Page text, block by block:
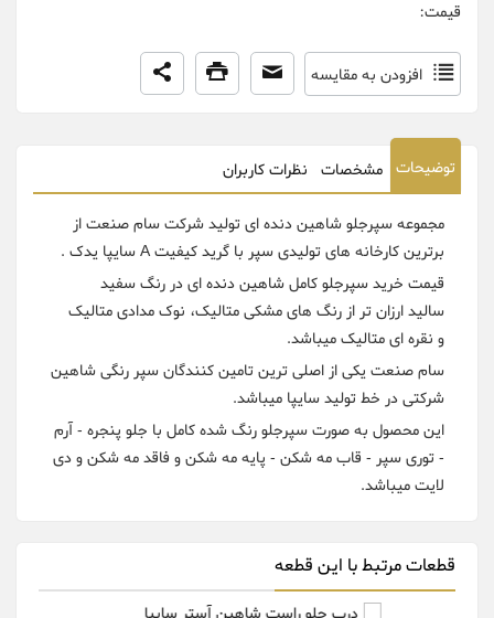
قیمت:
افزودن به مقایسه
توضیحات مشخصات نظرات کاربران
مجموعه سپرجلو شاهین دنده ای تولید شرکت سام صنعت از
برترین کارخانه های تولیدی سپر با گرید کیفیت A سایپا یدک .
قیمت خرید سپرجلو کامل شاهین دنده ای در رنگ سفید
سالید ارزان تر از رنگ های مشکی متالیک، نوک مدادی متالیک
و نقره ای متالیک میباشد.
سام صنعت یکی از اصلی ترین تامین کنندگان سپر رنگی شاهین
شرکتی در خط تولید سایپا میباشد.
این محصول به صورت سپرجلو رنگ شده کامل با جلو پنجره - آرم
- توری سپر - قاب مه شکن - پایه مه شکن و فاقد مه شکن و دی
لایت میباشد.
قطعات مرتبط با این قطعه